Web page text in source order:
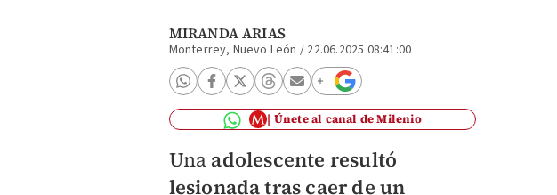
MIRANDA ARIAS
Monterrey, Nuevo León / 22.06.2025 08:41:00
Únete al canal de Milenio
Una adolescente resultó
lesionada tras caer de un